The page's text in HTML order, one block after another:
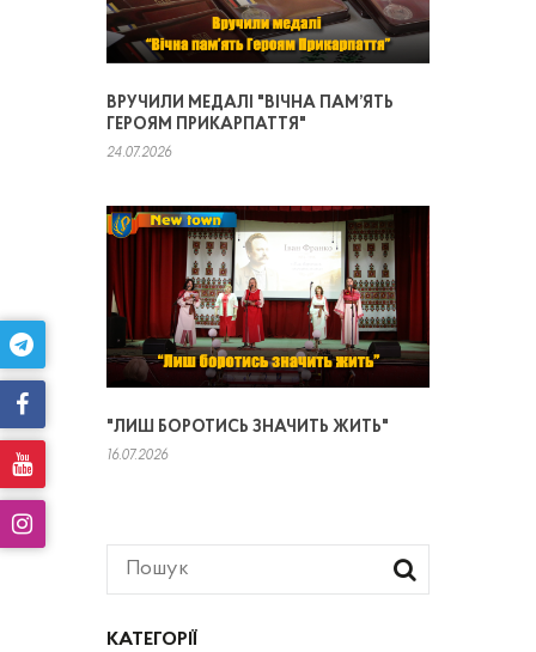
КАТЕГОРІЇ
ВРУЧИЛИ МЕДАЛІ "ВІЧНА ПАМ’ЯТЬ
ГЕРОЯМ ПРИКАРПАТТЯ"
24.07.2026
"ЛИШ БОРОТИСЬ ЗНАЧИТЬ ЖИТЬ"
16.07.2026